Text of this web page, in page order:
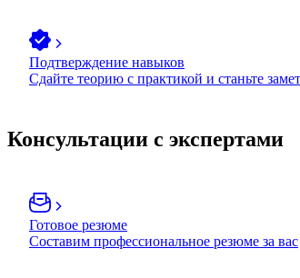
Подтверждение навыков
Сдайте теорию с практикой и станьте
Консультации с экспертами
Готовое резюме
Составим профессиональное резюме за вас